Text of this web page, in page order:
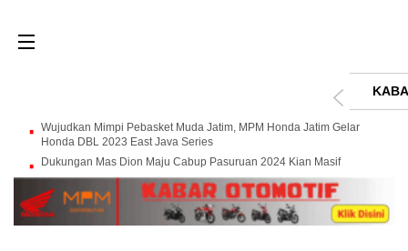
Wujudkan Mimpi Pebasket Muda Jatim, MPM Honda Jatim Gelar
Honda DBL 2023 East Java Series
Dukungan Mas Dion Maju Cabup Pasuruan 2024 Kian Masif